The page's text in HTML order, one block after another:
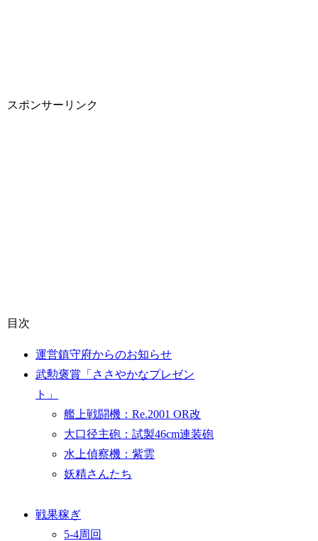
スポンサーリンク
目次
運営鎮守府からのお知らせ
武勲褒賞「ささやかなプレゼン
ト」
艦上戦闘機：Re.2001 OR改
大口径主砲：試製46cm連装砲
水上偵察機：紫雲
妖精さんたち
戦果稼ぎ
5-4周回